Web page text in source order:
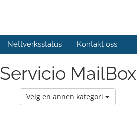
Nettverksstatus Kontakt oss
Servicio MailBox
Velg en annen kategori